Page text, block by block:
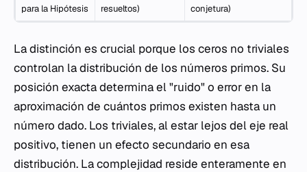
para la Hipótesis
resueltos)
conjetura)
La distinción es crucial porque los ceros no triviales
controlan la distribución de los números primos. Su
posición exacta determina el "ruido" o error en la
aproximación de cuántos primos existen hasta un
número dado. Los triviales, al estar lejos del eje real
positivo, tienen un efecto secundario en esa
distribución. La complejidad reside enteramente en